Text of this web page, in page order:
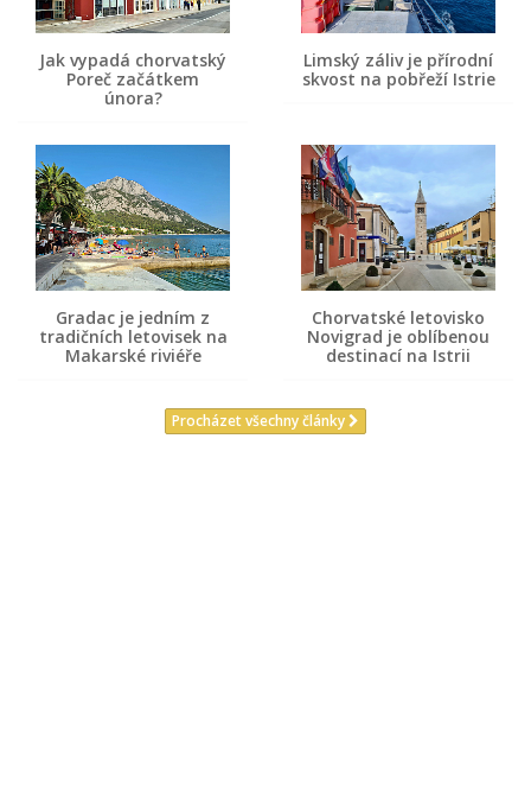
Jak vypadá chorvatský
Poreč začátkem
února?
Limský záliv je přírodní
skvost na pobřeží Istrie
Gradac je jedním z
tradičních letovisek na
Makarské riviéře
Chorvatské letovisko
Novigrad je oblíbenou
destinací na Istrii
Procházet všechny články